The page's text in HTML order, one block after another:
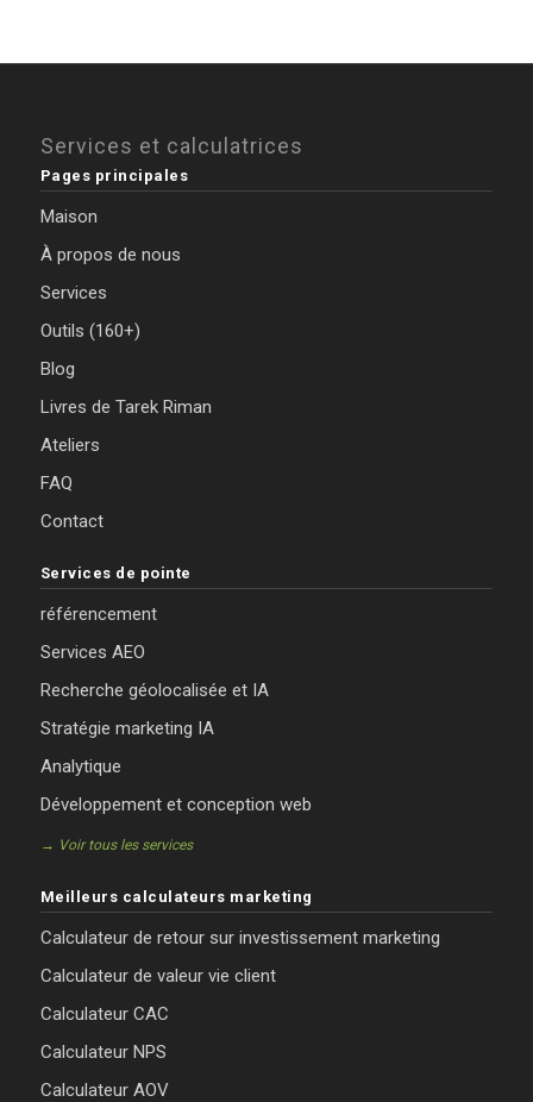
Services et calculatrices
Pages principales
Maison
À propos de nous
Services
Outils (160+)
Blog
Livres de Tarek Riman
Ateliers
FAQ
Contact
Services de pointe
référencement
Services AEO
Recherche géolocalisée et IA
Stratégie marketing IA
Analytique
Développement et conception web
→ Voir tous les services
Meilleurs calculateurs marketing
Calculateur de retour sur investissement marketing
Calculateur de valeur vie client
Calculateur CAC
Calculateur NPS
Calculateur AOV